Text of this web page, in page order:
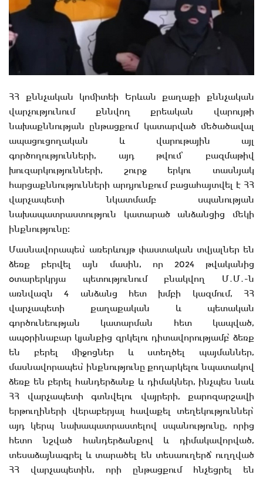
ՀՀ քննչական կոմիտեի Երևան քաղաքի քննչական
վարչությունում քննվող քրեական վարույթի
նախաքննության ընթացքում կատարված մեծածավալ
ապացուցողական և վարութային այլ
գործողությունների, այդ թվում՝ բազմաթիվ
խուզարկությունների, շուրջ երկու տասնյակ
հարցաքննությունների արդյունքում բացահայտվել է ՀՀ
վարչապետի նկատմամբ սպանության
նախապատրաստություն կատարած անձանցից մեկի
ինքնությունը։
Մասնավորապես՝ առերևույթ փաստական տվյալներ են
ձեռք բերվել այն մասին, որ 2024 թվականից
օտարերկրյա պետությունում բնակվող Մ․Մ․-ն
առնվազն 4 անձանց հետ խմբի կազմում, ՀՀ
վարչապետի քաղաքական և պետական
գործունեության կատարման հետ կապված,
ապօրինաբար կյանքից զրկելու դիտավորությամբ՝ ձեռք
են բերել միջոցներ և ստեղծել պայմաններ,
մասնավորապես՝ ինքնությունը քողարկելու նպատակով
ձեռք են բերել հանդերձանք և դիմակներ, ինչպես նաև
ՀՀ վարչապետի գտնվելու վայրերի, քարոզարշավի
երթուղիների վերաբերյալ հավաքել տեղեկություններ՝
այդ կերպ նախապատրաստելով սպանությունը, որից
հետո նշված հանդերձանքով և դիմակավորված,
տեսաձայնագրել և տարածել են տեսաուղերձ՝ ուղղված
ՀՀ վարչապետին, որի ընթացքում հնչեցրել են